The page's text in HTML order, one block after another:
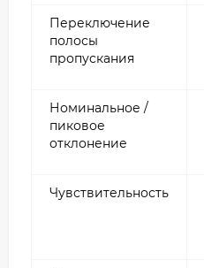
Переключение
полосы
пропускания
Номинальное /
пиковое
отклонение
Чувствительность